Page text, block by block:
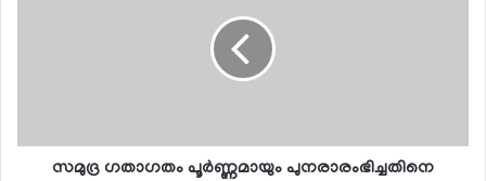
സമുദ്ര ഗതാഗതം പൂര്‍ണ്ണമായും പുനരാരംഭിച്ചതിനെ